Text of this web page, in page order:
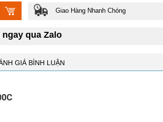
Giao Hàng Nhanh Chóng
ngay qua Zalo
GIÁ BÌNH LUẬN